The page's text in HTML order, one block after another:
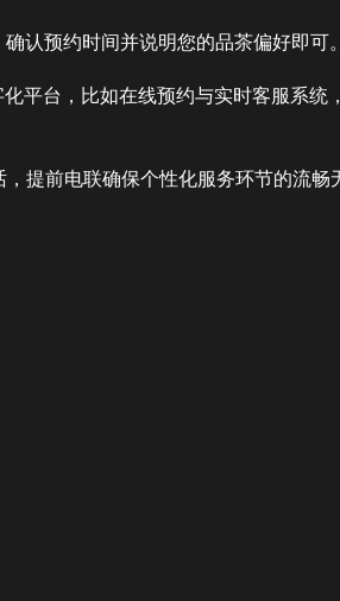
认预约时间并说明您的品茶偏好即可。
平台，比如在线预约与实时客服系
提前电联确保个性化服务环节的流